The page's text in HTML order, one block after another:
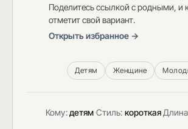
Поделитесь ссылкой с родными, и
отметит свой вариант.
Открыть избранное →
Детям Женщине
Кому:детям·Стиль: короткая·